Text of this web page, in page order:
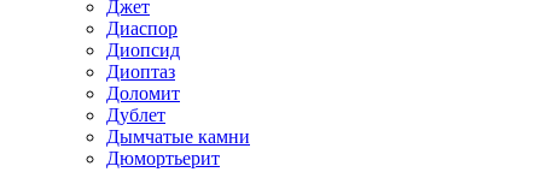
Джет
Диаспор
Диопсид
Диоптаз
Доломит
Дублет
Дымчатые камни
Дюмортьерит